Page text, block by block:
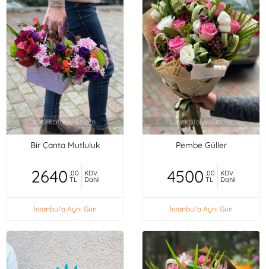
Bir Çanta Mutluluk
2640 ,00
TL
KDV
Dahil
İstanbul'a Aynı Gün
Pembe Güller
4500 ,00
TL
KDV
Dahil
İstanbul'a Aynı Gün